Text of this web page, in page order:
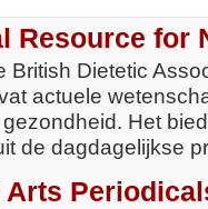
Resource for
British Dietetic
actuele
Het
de dagdagelijkse